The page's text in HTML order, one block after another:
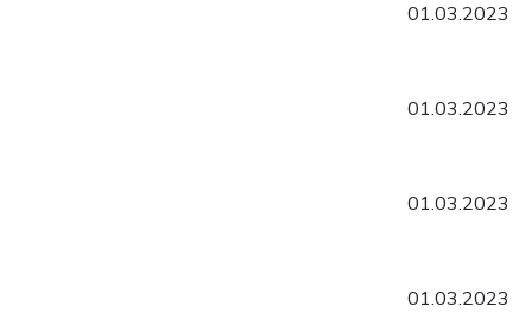
01.03.2023
01.03.2023
01.03.2023
01.03.2023